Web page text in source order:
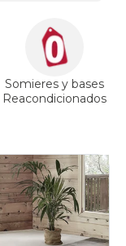
Somieres y bases
Reacondicionados